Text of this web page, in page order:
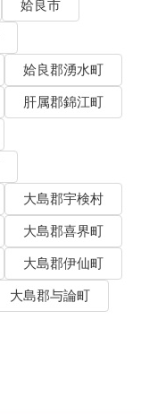
姶良市
姶良郡湧水町
肝属郡錦江町
大島郡宇検村
大島郡喜界町
大島郡伊仙町
大島郡与論町